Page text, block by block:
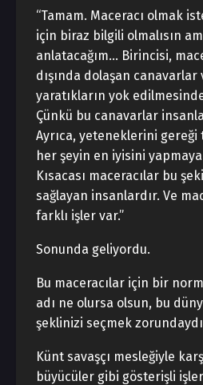
“Tamam. Maceracı olmak
için biraz bilgili olmalısın
anlatacağım… Birincisi,
dışında dolaşan
yaratıkların yok
Çünkü bu canavarlar
Ayrıca, yeteneklerini
her şeyin en iyisini
Kısacası maceracılar bu
sağlayan insanlardır. Ve
farklı işler var.”
Sonunda geliyordu.
Bu maceracılar için bir
adı ne olursa olsun, bu
şeklinizi seçmek
Künt savaşçı mesleğiyle
büyücüler gibi gösterişli